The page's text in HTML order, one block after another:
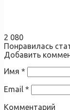
2 080
Понравилась
Добавить
Имя *
Email *
Комментарий